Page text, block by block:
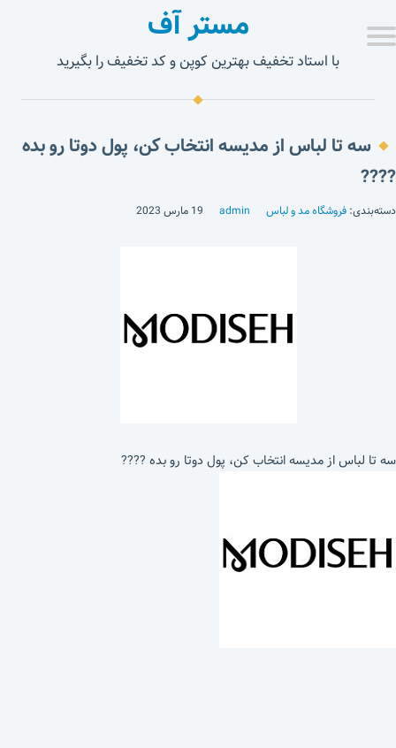
مستر آف
با استاد تخفیف بهترین کوپن و کد تخفیف را بگیرید
سه تا لباس از مدیسه انتخاب کن، پول دوتا رو بده
????
دسته‌بندی: فروشگاه مد و لباس admin 19 مارس 2023
سه تا لباس از مدیسه انتخاب کن، پول دوتا رو بده ????